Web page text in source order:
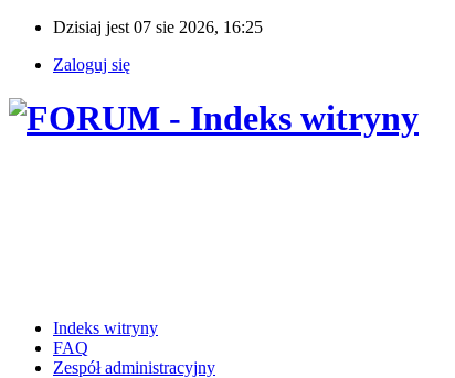
Dzisiaj jest 07 sie 2026, 16:25
Zaloguj się
Indeks witryny
FAQ
Zespół administracyjny